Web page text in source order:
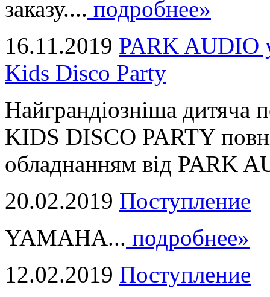
заказу.... подробнее»
16.11.2019 PARK AUDIO
Kids Disco Party
Найграндіозніша дитяча
KIDS DISCO PARTY
обладнанням від PARK
20.02.2019 Поступление
YAMAHA... подробнее»
12.02.2019 Поступление